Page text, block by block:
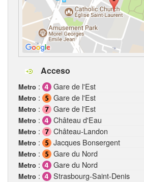
Acceso
Metro : Gare de l'Est
Metro : Gare de l'Est
Metro : Gare de l'Est
Metro : Château d'Eau
Metro : Château-Landon
Metro : Jacques Bonsergent
Metro : Gare du Nord
Metro : Gare du Nord
Metro : Strasbourg-Saint-Denis